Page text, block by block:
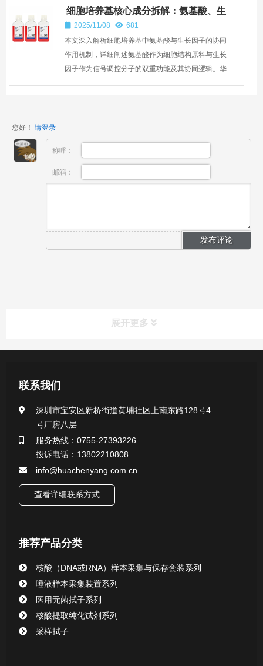
细胞培养基核心成分拆解：氨基酸、生
长因子的协同作用
2025/11/08
681
本文深入解析细胞培养基中氨基酸与生长因子的协同
作用机制，详细阐述氨基酸作为细胞结构原料与生长
因子作为信号调控分子的双重功能及其协同逻辑。华
您好！ 请登录
称呼：
邮箱：
展开更多
行业新闻
联系我们
深圳市宝安区新桥街道黄埔社区上南东路128号4
号厂房八层
服务热线：0755-27393226
投诉电话：13802210808
info@huachenyang.com.cn
查看详细联系方式
推荐产品分类
核酸（DNA或RNA）样本采集与保存套装系列
唾液样本采集装置系列
医用无菌拭子系列
核酸提取纯化试剂系列
采样拭子